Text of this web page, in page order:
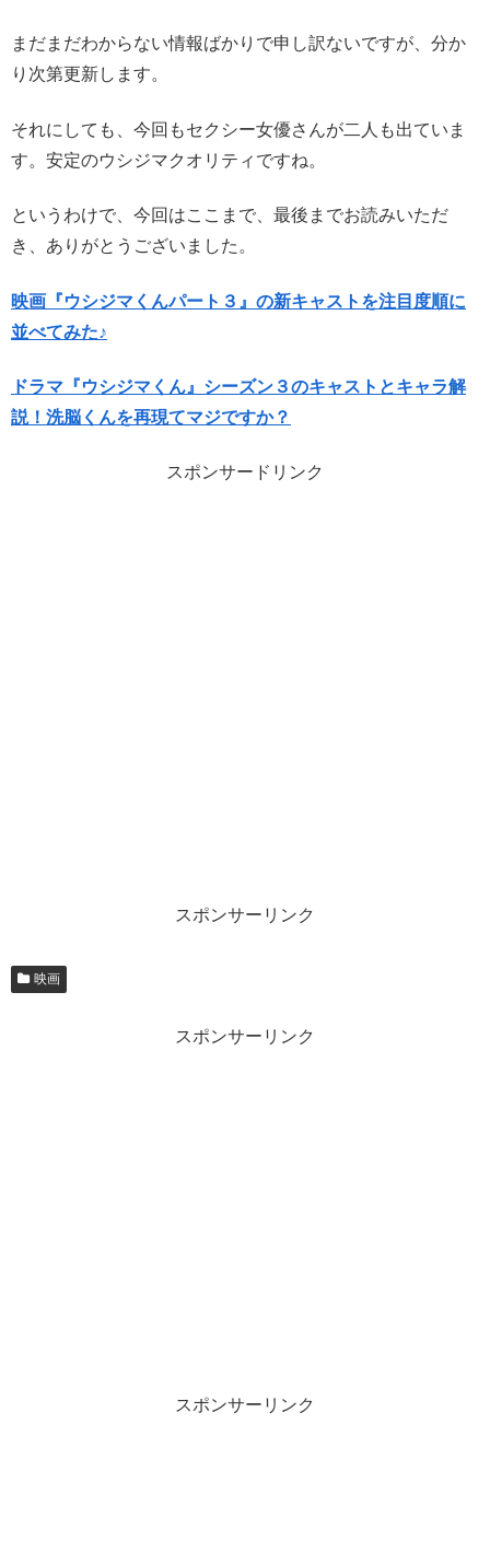
まだまだわからない情報ばかりで申し訳ないですが、分か
り次第更新します。
それにしても、今回もセクシー女優さんが二人も出ていま
す。安定のウシジマクオリティですね。
というわけで、今回はここまで、最後までお読みいただ
き、ありがとうございました。
映画『ウシジマくんパート３』の新キャストを注目度順に
並べてみた♪
ドラマ『ウシジマくん』シーズン３のキャストとキャラ解
説！洗脳くんを再現てマジですか？
スポンサードリンク
スポンサーリンク
映画
スポンサーリンク
スポンサーリンク